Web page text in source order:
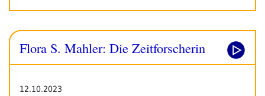
Flora S. Mahler: Die Zeitforscherin
12.10.2023